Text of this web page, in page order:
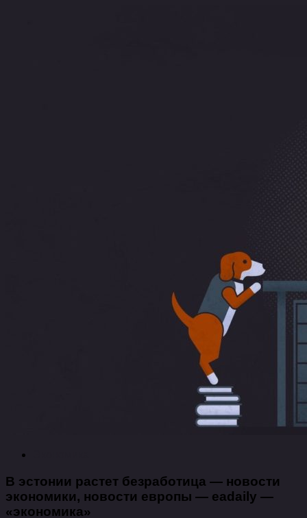
В эстонии растет безработица — новости
экономики, новости европы — eadaily —
«экономика»